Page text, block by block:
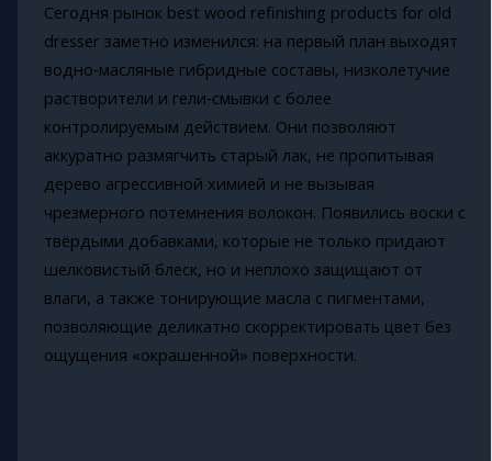
Сегодня рынок best wood refinishing products for old
dresser заметно изменился: на первый план выходят
водно‑масляные гибридные составы, низколетучие
растворители и гели‑смывки с более
контролируемым действием. Они позволяют
аккуратно размягчить старый лак, не пропитывая
дерево агрессивной химией и не вызывая
чрезмерного потемнения волокон. Появились воски с
твёрдыми добавками, которые не только придают
шелковистый блеск, но и неплохо защищают от
влаги, а также тонирующие масла с пигментами,
позволяющие деликатно скорректировать цвет без
ощущения «окрашенной» поверхности.